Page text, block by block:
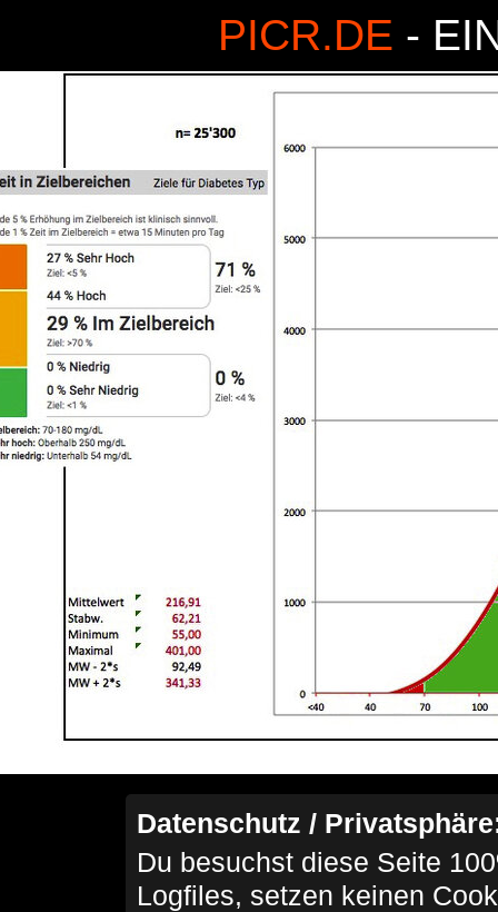
PICR.DE -
Datenschutz /
Du besuchst diese Seite
Logfiles, setzen keinen